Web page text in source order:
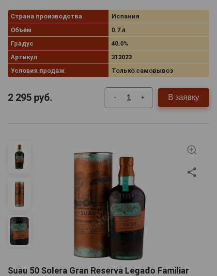
Страна производства
Испания
Объём
0.7 л
Градус
40.0%
Артикул
313023
Условия продаж
Только самовывоз
2 295 руб. - + В заявку
Suau 50 Solera Gran Reserva Legado Familiar